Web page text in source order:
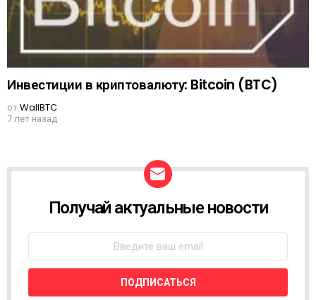
Инвестиции в криптовалюту: Bitcoin (BTC)
отWallBTC
7 лет назад
W
L
E
T
Получай актуальные новости